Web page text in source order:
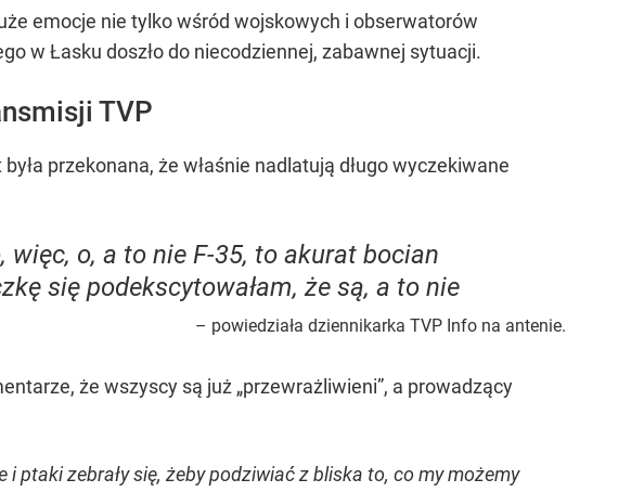
emocje nie tylko wśród wojskowych i obserwatorów
w Łasku doszło do niecodziennej, zabawnej sytuacji.
TVP
przekonana, że właśnie nadlatują długo wyczekiwane
o, a to nie F-35, to akurat bocian
się podekscytowałam, że są, a to nie
– powiedziała dziennikarka TVP Info na antenie.
że wszyscy są już „przewrażliwieni”, a prowadzący
ptaki zebrały się, żeby podziwiać z bliska to, co my możemy